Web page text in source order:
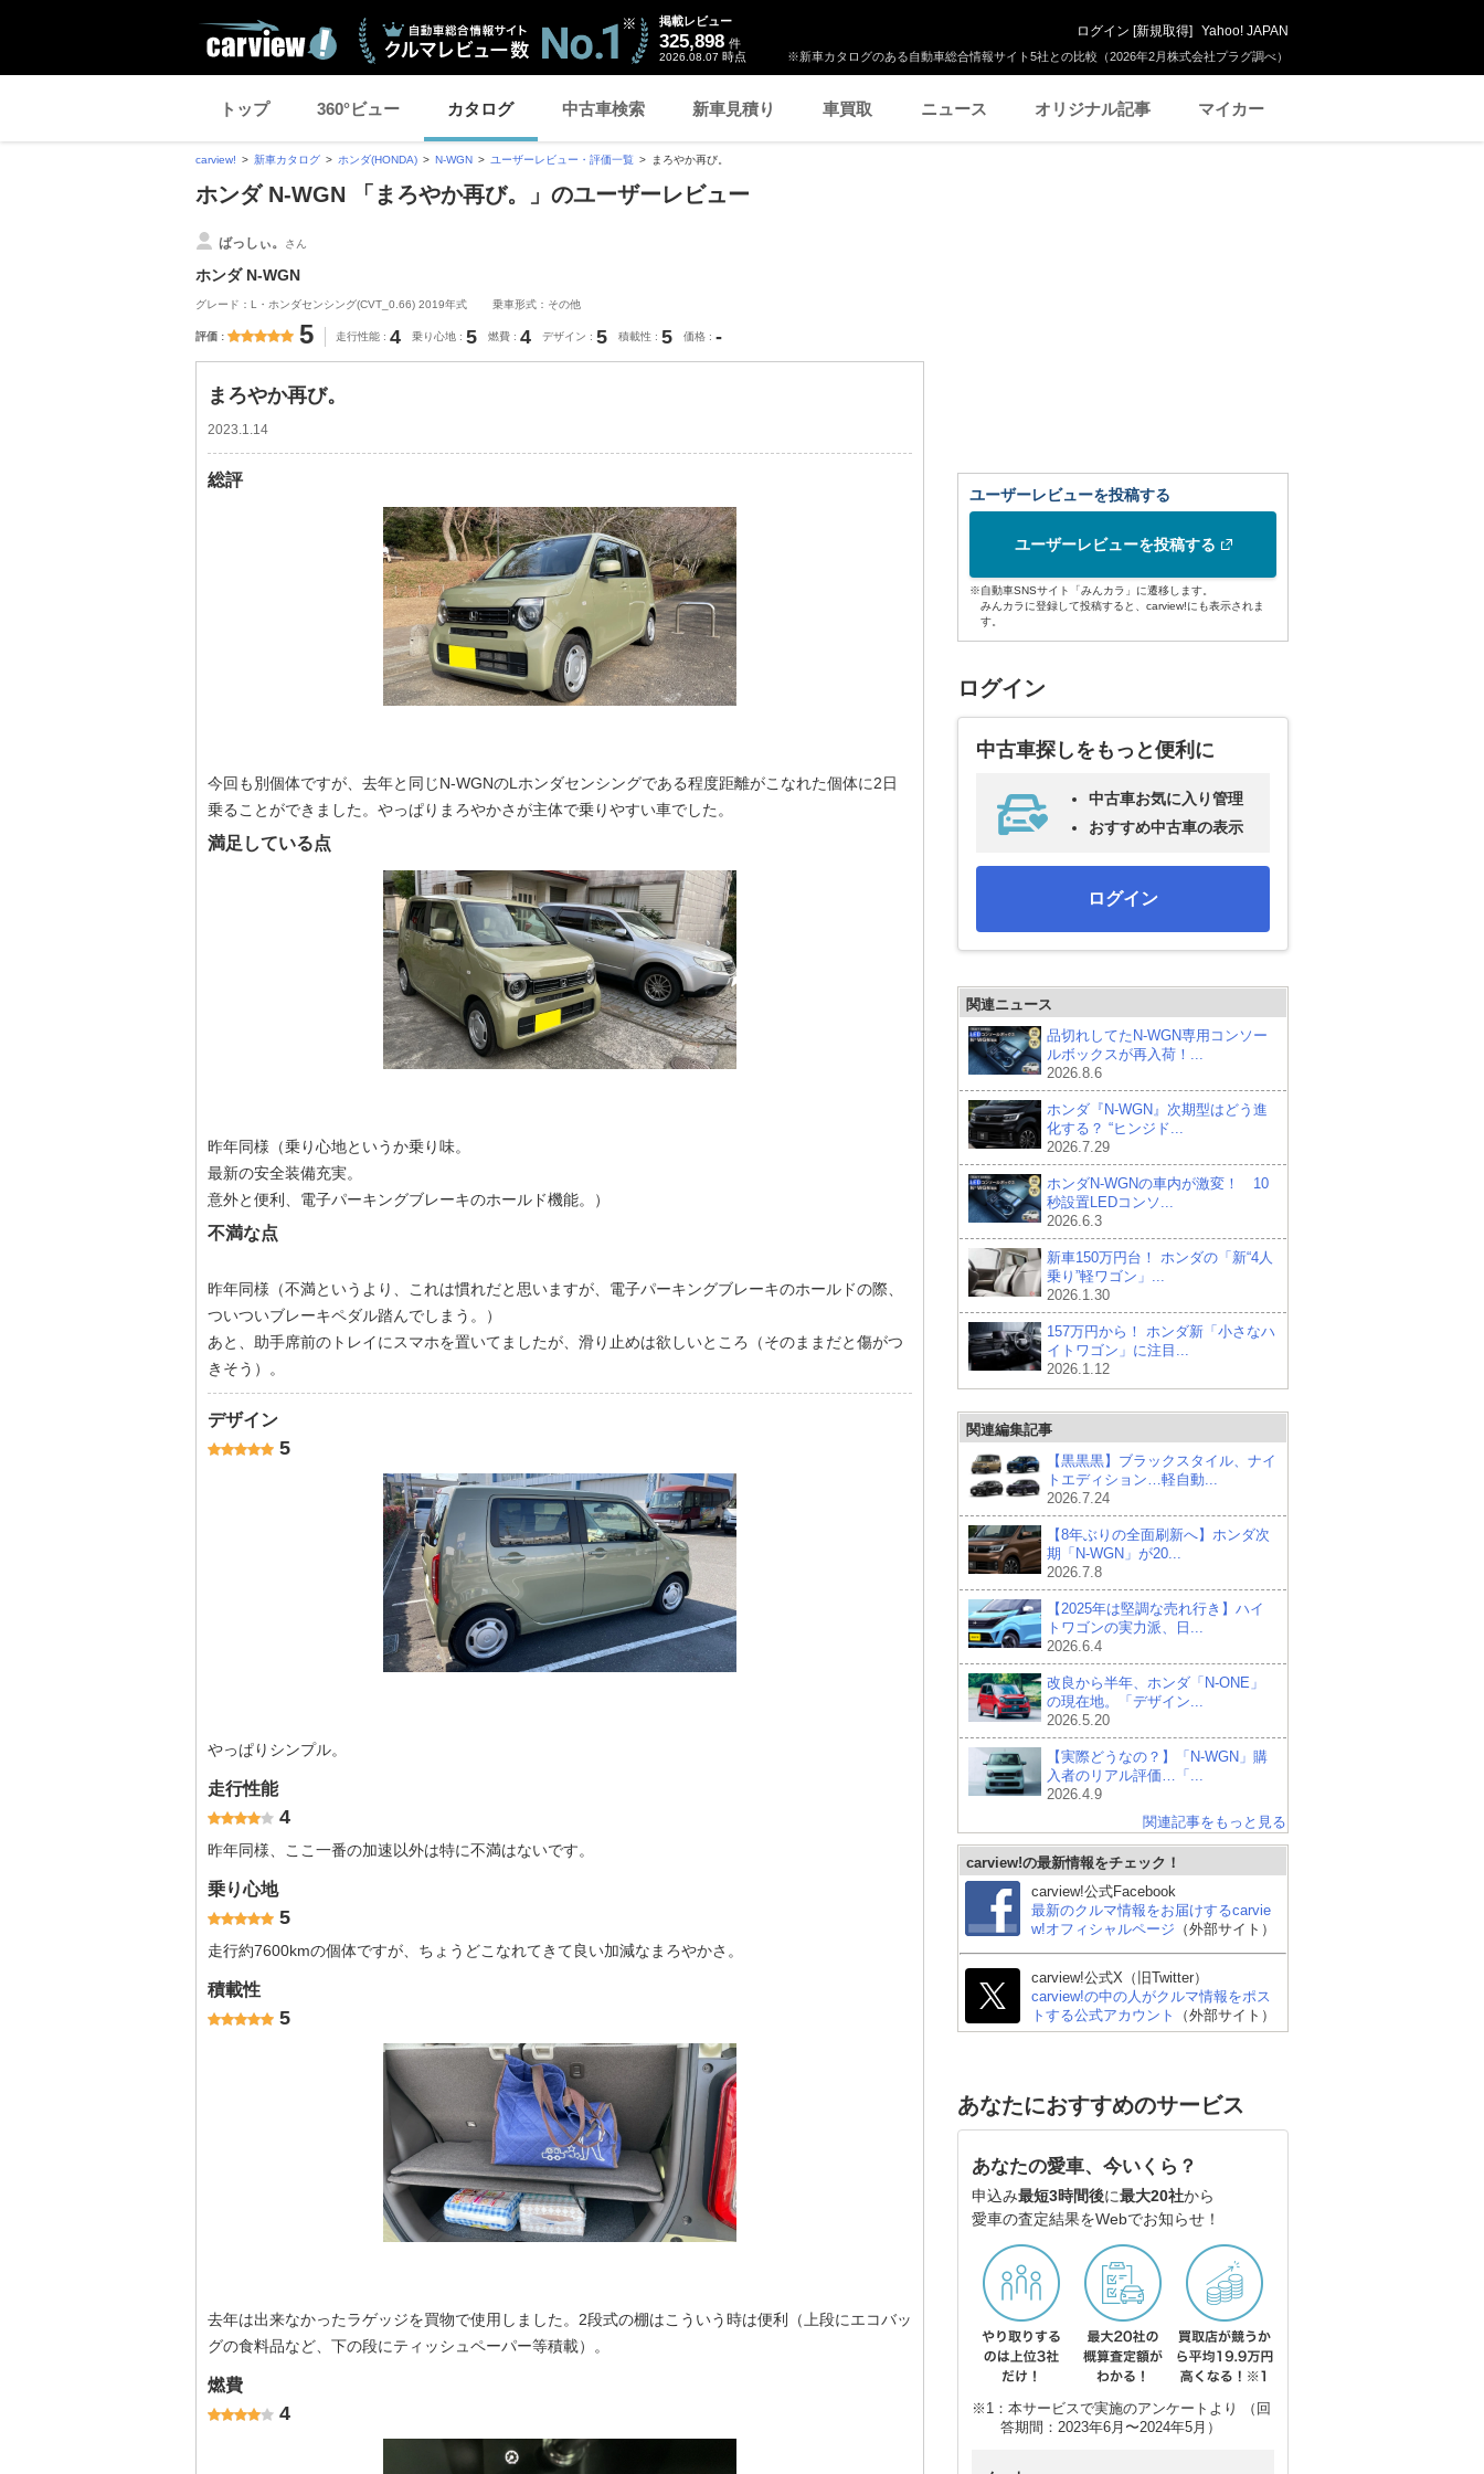
※新車カタログのある自動車総合情報サイト5社との比較（2026年2月株式会社プラグ調べ）
掲載レビュー
325,898 件
2026.08.07 時点
ログイン [新規取得] Yahoo! JAPAN
トップ 360°ビュー カタログ 中古車検索 新車見積り 車買取 ニュース オリジナル記事 マイカー
carview! 新車カタログ ホンダ(HONDA) N-WGN ユーザーレビュー・評価一覧 まろやか再び。
ホンダ N-WGN 「まろやか再び。」のユーザーレビュー
ばっしぃ。 さん
ホンダ N-WGN
グレード：L・ホンダセンシング(CVT_0.66) 2019年式 乗車形式：その他
評価 5 走行性能 4 乗り心地 5 燃費 4 デザイン 5 積載性 5 価格 -
まろやか再び。
2023.1.14
総評
今回も別個体ですが、去年と同じN-WGNのLホンダセンシングである程度距離がこなれた個体に2日
乗ることができました。やっぱりまろやかさが主体で乗りやすい車でした。
満足している点
昨年同様（乗り心地というか乗り味。
最新の安全装備充実。
意外と便利、電子パーキングブレーキのホールド機能。）
不満な点
昨年同様（不満というより、これは慣れだと思いますが、電子パーキングブレーキのホールドの際、
ついついブレーキペダル踏んでしまう。）
あと、助手席前のトレイにスマホを置いてましたが、滑り止めは欲しいところ（そのままだと傷がつ
きそう）。
デザイン
5
やっぱりシンプル。
走行性能
4
昨年同様、ここ一番の加速以外は特に不満はないです。
乗り心地
5
走行約7600kmの個体ですが、ちょうどこなれてきて良い加減なまろやかさ。
積載性
5
去年は出来なかったラゲッジを買物で使用しました。2段式の棚はこういう時は便利（上段にエコバッ
グの食料品など、下の段にティッシュペーパー等積載）。
燃費
4
ユーザーレビューを投稿する
ユーザーレビューを投稿する
※自動車SNSサイト「みんカラ」に遷移します。
みんカラに登録して投稿すると、carview!にも表示されま
す。
ログイン
中古車探しをもっと便利に
中古車お気に入り管理
おすすめ中古車の表示
ログイン
関連ニュース
品切れしてたN-WGN専用コンソー
ルボックスが再入荷！...
2026.8.6
ホンダ『N-WGN』次期型はどう進
化する？ “ヒンジド...
2026.7.29
ホンダN-WGNの車内が激変！ 10
秒設置LEDコンソ...
2026.6.3
新車150万円台！ ホンダの「新“4人
乗り”軽ワゴン」...
2026.1.30
157万円から！ ホンダ新「小さなハ
イトワゴン」に注目...
2026.1.12
関連編集記事
【黒黒黒】ブラックスタイル、ナイ
トエディション…軽自動...
2026.7.24
【8年ぶりの全面刷新へ】ホンダ次
期「N-WGN」が20...
2026.7.8
【2025年は堅調な売れ行き】ハイ
トワゴンの実力派、日...
2026.6.4
改良から半年、ホンダ「N-ONE」
の現在地。「デザイン...
2026.5.20
【実際どうなの？】「N-WGN」購
入者のリアル評価…「...
2026.4.9
関連記事をもっと見る
carview!の最新情報をチェック！
carview!公式Facebook
最新のクルマ情報をお届けするcarvie
w!オフィシャルページ （外部サイト）
carview!公式X（旧Twitter）
carview!の中の人がクルマ情報をポス
トする公式アカウント
（外部サイト）
あなたにおすすめのサービス
あなたの愛車、今いくら？
申込み最短3時間後に最大20社から
愛車の査定結果をWebでお知らせ！
※1：本サービスで実施のアンケートより （回
答期間：2023年6月〜2024年5月）